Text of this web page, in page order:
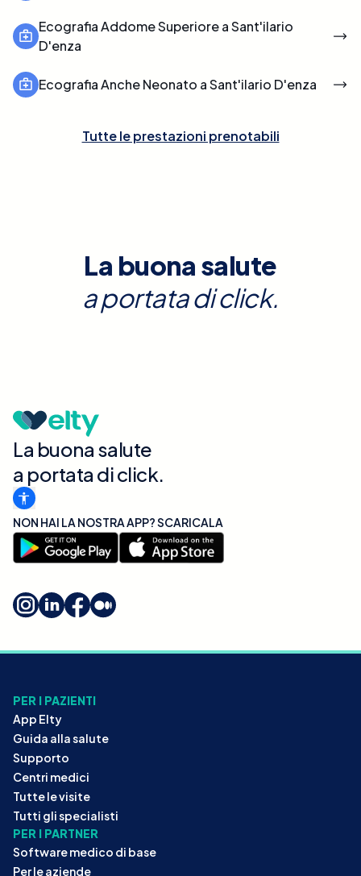
Ecografia Addome Superiore a Sant'ilario
D'enza
Ecografia Anche Neonato a Sant'ilario D'enza
Tutte le prestazioni prenotabili
La buona salute
a portata di click.
La buona salute
a portata di click.
NON HAI LA NOSTRA APP? SCARICALA
PER I PAZIENTI
App Elty
Guida alla salute
Supporto
Centri medici
Tutte le visite
Tutti gli specialisti
PER I PARTNER
Software medico di base
Per le aziende